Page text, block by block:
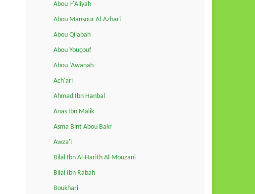
Abou l-'Aliyah
Abou Mansour Al-Azhari
Abou Qilabah
Abou Youçouf
Abou ‘Awanah
Ach'ari
Ahmad Ibn Hanbal
Anas Ibn Malik
Asma Bint Abou Bakr
Awza'i
Bilal Ibn Al-Harith Al-Mouzani
Bilal Ibn Rabah
Boukhari